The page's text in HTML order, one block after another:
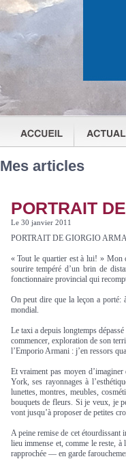
Mes articles
PORTRAIT
Le 30 janvier 2011
PORTRAIT DE GIORGIO
« Tout le quartier est à lui! » Mon
sourire tempéré d’un brin de
fonctionnaire provincial qui
On peut dire que la leçon a porté:
mondial.
Le taxi a depuis longtemps
commencer, exploration de son
l’Emporio Armani : j’en ressors
Et vraiment pas moyen
York, ses rayonnages à
lunettes, montres, meubles,
bouquets de fleurs. Si je veux, je
vont jusqu’à proposer de petites
A peine remise de cet étourdissant
lieu immense et, comme le reste,
rapprochée — en garde